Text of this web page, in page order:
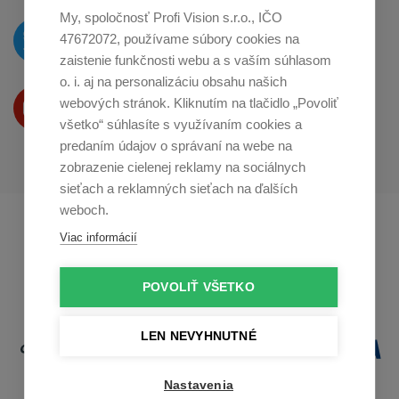
My, spoločnosť Profi Vision s.r.o., IČO
47672072, používame súbory cookies na
zaistenie funkčnosti webu a s vaším súhlasom
o. i. aj na personalizáciu obsahu našich
webových stránok. Kliknutím na tlačidlo „Povoliť
všetko“ súhlasíte s využívaním cookies a
predaním údajov o správaní na webe na
zobrazenie cielenej reklamy na sociálnych
sieťach a reklamných sieťach na ďalších
weboch.
Viac informácií
POVOLIŤ VŠETKO
LEN NEVYHNUTNÉ
Nastavenia
O novinkách píšeme
naTwitteri
Produkty Vám predstavujeme
na Youtube
Profikuchař.cz